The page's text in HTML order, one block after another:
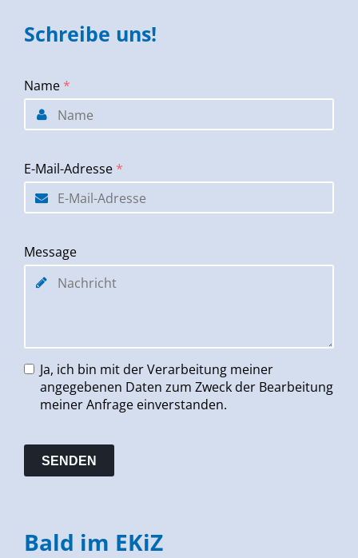
Schreibe uns!
Name *
E-Mail-Adresse *
Message
Ja, ich bin mit der Verarbeitung meiner
angegebenen Daten zum Zweck der Bearbeitung
meiner Anfrage einverstanden.
Bald im EKiZ